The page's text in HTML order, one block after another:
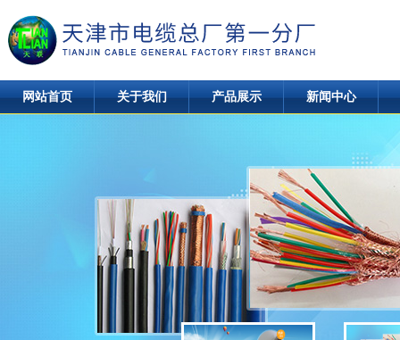
网站首页 关于我们 产品展示 新闻中心